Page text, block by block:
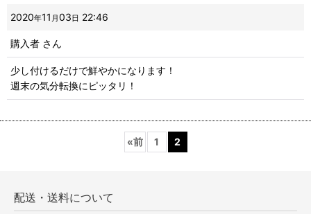
2020年11 月 03 日 22:46
購入者 さん
少し付けるだけで鮮やかになります！
週末の気分転換にピッタリ！
«前 1 2
配送・送料について